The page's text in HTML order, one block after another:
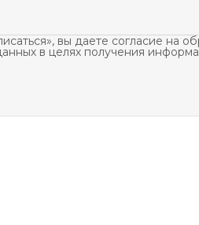
вы даете согласие на
в целях получения